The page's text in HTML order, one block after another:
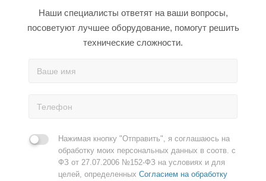
Наши специалисты ответят на ваши вопросы,
посоветуют лучшее оборудование, помогут решить
технические сложности.
Нажимая кнопку "Отправить", я соглашаюсь на
обработку моих персональных данных в соотв. с
ФЗ от 27.07.2006 №152-ФЗ на условиях и для
целей, определенных Согласием на обработку